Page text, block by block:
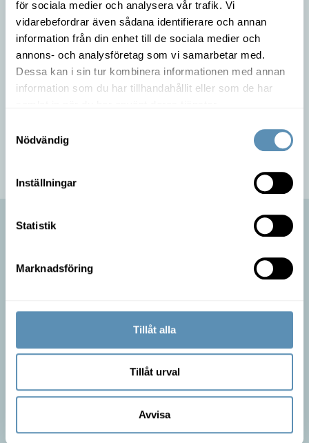
för sociala medier och analysera vår trafik. Vi
vidarebefordrar även sådana identifierare och annan
information från din enhet till de sociala medier och
annons- och analysföretag som vi samarbetar med.
Dessa kan i sin tur kombinera informationen med annan
information som du har tillhandahållit eller som de har
Nödvändig
Inställningar
Statistik
Marknadsföring
Tillåt alla
Tillåt urval
Avvisa
erbjuder moderna kontor, lager och industrilokaler. Vi deltar
aktivt i utvecklingen av området och delar den framåtanda
som kännetecknar våra hyresgäster här. Malmö stad har stora
Våra lokaler Fosie och Jägersro företagsområde
Kontakta oss idag!
logistikverksamhet för ditt företag?
Jan Andersson
Förvaltare